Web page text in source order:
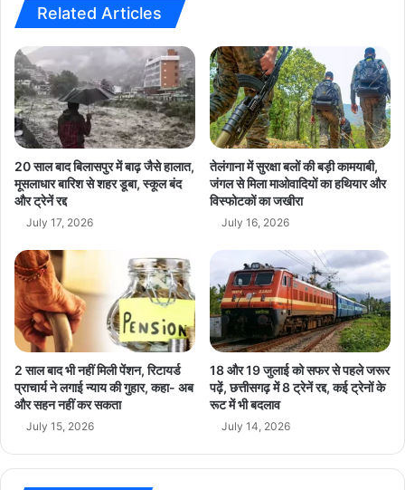
ट
को
मि
ली
ब
ड़ी
रा
ह
त
;
जा
पे
ट्रो
ल
-
डी
ज
ल
औ
र
लू
ओं
प
र
अं
डे
फें
क
ने
का
आ
रो
गा
या
,
पु
लि
स
की
भू
मि
र
Related Articles
20 साल बाद बिलासपुर में बाढ़ जैसे हालात,
मूसलाधार बारिश से शहर डूबा, स्कूल बंद
और ट्रेनें रद्द
July 17, 2026
तेलंगाना में सुरक्षा बलों की बड़ी कामयाबी,
जंगल से मिला माओवादियों का हथियार और
विस्फोटकों का जखीरा
July 16, 2026
2 साल बाद भी नहीं मिली पेंशन, रिटायर्ड
प्राचार्य ने लगाई न्याय की गुहार, कहा- अब
और सहन नहीं कर सकता
July 15, 2026
18 और 19 जुलाई को सफर से पहले जरूर
पढ़ें, छत्तीसगढ़ में 8 ट्रेनें रद्द, कई ट्रेनों के
रूट में भी बदलाव
July 14, 2026